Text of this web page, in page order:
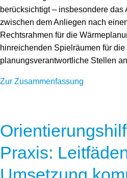
berücksichtigt – insbesondere das
zwischen dem Anliegen nach
Rechtsrahmen für die
hinreichenden Spielräumen für
planungsverantwortliche Stellen
Zur Zusammenfassung
Praxis: